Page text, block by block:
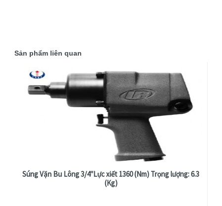
Sản phẩm liên quan
Súng Vặn Bu Lông 3/4″Lực xiết 1360 (Nm) Trọng lượng: 6.3
(Kg)